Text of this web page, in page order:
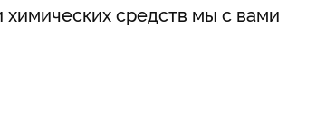
средств мы с вами